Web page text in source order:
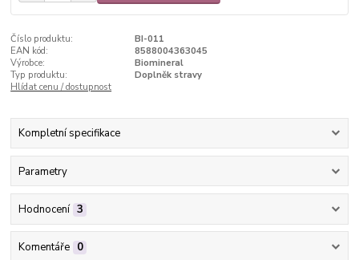
Číslo produktu:
BI-011
EAN kód:
8588004363045
Výrobce:
Biomineral
Typ produktu:
Doplněk stravy
Hlídat cenu / dostupnost
Kompletní specifikace
Parametry
Hodnocení 3
Komentáře 0